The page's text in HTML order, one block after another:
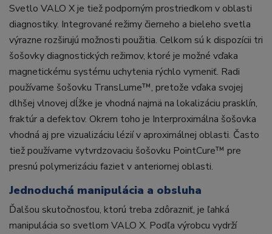
Svetlo VALO X je tiež podporným prostriedkom v oblasti
diagnostiky. Integrované režimy čierneho a bieleho svetla
výrazne rozširujú možnosti použitia. Celkom sú k dispozícii tri
šošovky diagnostických režimov, ktoré je možné vďaka
magnetickému systému uchytenia rýchlo vymeniť. Radi
používame šošovku TransLume™, pretože vďaka svojej
dlhšej vlnovej dĺžke je vhodná najmä na lokalizáciu prasklín,
fraktúr a defektov. Okrem toho je Interproximálna šošovka
vhodná aj pre vizualizáciu lézií v aproximálnej oblasti. Často
tiež používame vytvrdzovaciu šošovku PointCure™ pre
presnú polymerizáciu faziet v anteriornej oblasti.
Jednoduchá manipulácia a obsluha
Ďalšou skutočnosťou, ktorú treba zdôrazniť, je ľahká
manipulácia so svetlom VALO X. Podľa výrobcu vydrží